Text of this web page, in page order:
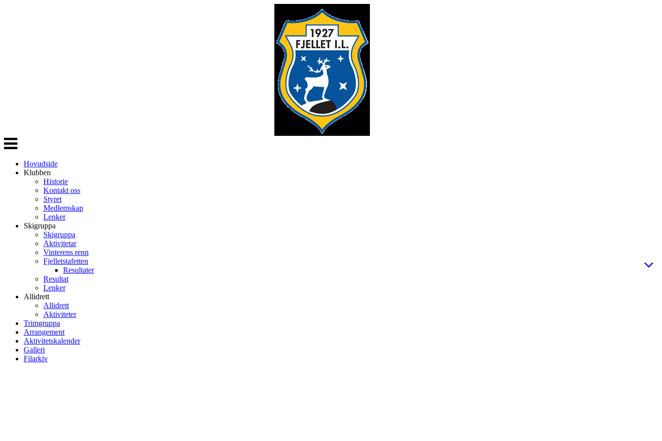
Veksle
navigasjon
Hovudside
Klubben
Historie
Kontakt oss
Styret
Medlemskap
Lenker
Skigruppa
Skigruppa
Aktivitetar
Vinterens renn
Fjelletstafetten
Resultater
Resultat
Lenker
Allidrett
Allidrett
Aktiviteter
Trimgruppa
Arrangement
Aktivitetskalender
Galleri
Filarkiv